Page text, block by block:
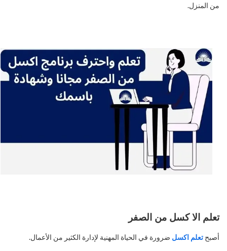
من المنزل.
تعلم الا كسل من الصفر
أصبح تعلم اكسل ضرورة في الحياة المهنية لإدارة الكثير من الأعمال.